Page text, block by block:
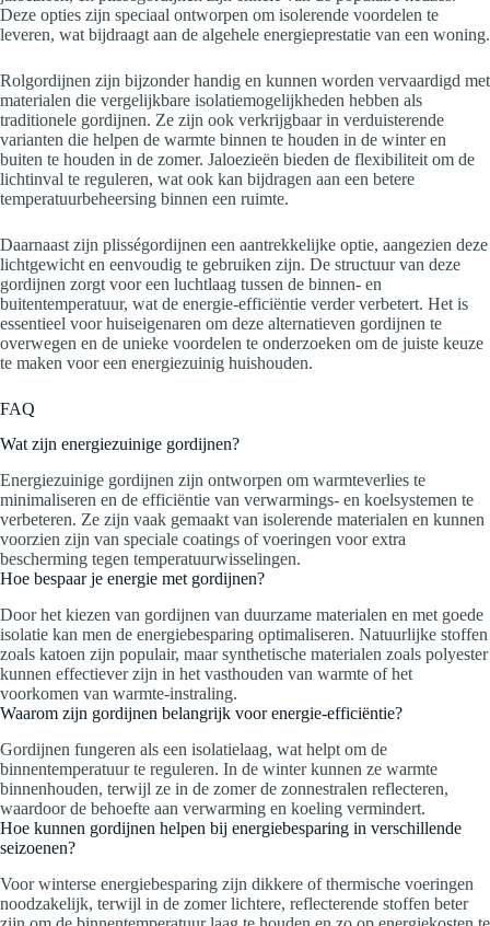
Deze opties zijn speciaal ontworpen om isolerende voordelen te
leveren, wat bijdraagt aan de algehele energieprestatie van een woning.
Rolgordijnen zijn bijzonder handig en kunnen worden vervaardigd met
materialen die vergelijkbare isolatiemogelijkheden hebben als
traditionele gordijnen. Ze zijn ook verkrijgbaar in verduisterende
varianten die helpen de warmte binnen te houden in de winter en
buiten te houden in de zomer. Jaloezieën bieden de flexibiliteit om de
lichtinval te reguleren, wat ook kan bijdragen aan een betere
temperatuurbeheersing binnen een ruimte.
Daarnaast zijn plisségordijnen een aantrekkelijke optie, aangezien deze
lichtgewicht en eenvoudig te gebruiken zijn. De structuur van deze
gordijnen zorgt voor een luchtlaag tussen de binnen- en
buitentemperatuur, wat de energie-efficiëntie verder verbetert. Het is
essentieel voor huiseigenaren om deze alternatieven gordijnen te
overwegen en de unieke voordelen te onderzoeken om de juiste keuze
te maken voor een energiezuinig huishouden.
FAQ
Wat zijn energiezuinige gordijnen?
Energiezuinige gordijnen zijn ontworpen om warmteverlies te
minimaliseren en de efficiëntie van verwarmings- en koelsystemen te
verbeteren. Ze zijn vaak gemaakt van isolerende materialen en kunnen
voorzien zijn van speciale coatings of voeringen voor extra
bescherming tegen temperatuurwisselingen.
Hoe bespaar je energie met gordijnen?
Door het kiezen van gordijnen van duurzame materialen en met goede
isolatie kan men de energiebesparing optimaliseren. Natuurlijke stoffen
zoals katoen zijn populair, maar synthetische materialen zoals polyester
kunnen effectiever zijn in het vasthouden van warmte of het
voorkomen van warmte-instraling.
Waarom zijn gordijnen belangrijk voor energie-efficiëntie?
Gordijnen fungeren als een isolatielaag, wat helpt om de
binnentemperatuur te reguleren. In de winter kunnen ze warmte
binnenhouden, terwijl ze in de zomer de zonnestralen reflecteren,
waardoor de behoefte aan verwarming en koeling vermindert.
Hoe kunnen gordijnen helpen bij energiebesparing in verschillende
seizoenen?
Voor winterse energiebesparing zijn dikkere of thermische voeringen
noodzakelijk, terwijl in de zomer lichtere, reflecterende stoffen beter